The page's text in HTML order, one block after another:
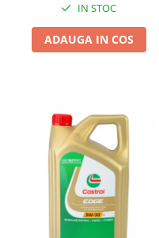
IN STOC
ADAUGA IN COS